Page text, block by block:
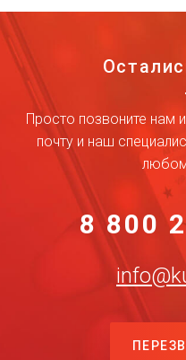
Просто позвоните нам
почту и наш
8 800